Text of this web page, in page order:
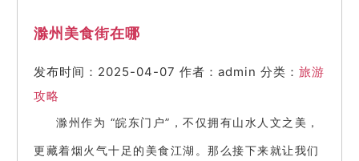
滁州美食街在哪
发布时间：2025-04-07 作者：admin 分类： 旅游
攻略
滁州作为 “皖东门户”，不仅拥有山水人文之美，
更藏着烟火气十足的美食江湖。那么接下来就让我们